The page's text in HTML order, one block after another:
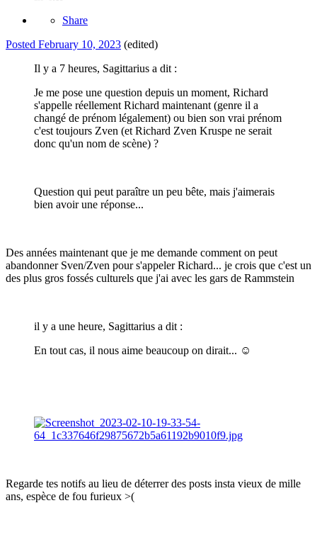
Share
Posted February 10, 2023 (edited)
Il y a 7 heures, Sagittarius a dit :
Je me pose une question depuis un moment, Richard
s'appelle réellement Richard maintenant (genre il a
changé de prénom légalement) ou bien son vrai prénom
c'est toujours Zven (et Richard Zven Kruspe ne serait
donc qu'un nom de scène) ?
Question qui peut paraître un peu bête, mais j'aimerais
bien avoir une réponse...
Des années maintenant que je me demande comment on peut
abandonner Sven/Zven pour s'appeler Richard... je crois que c'est un
des plus gros fossés culturels que j'ai avec les gars de Rammstein
il y a une heure, Sagittarius a dit :
En tout cas, il nous aime beaucoup on dirait... ☺️
Regarde tes notifs au lieu de déterrer des posts insta vieux de mille
ans, espèce de fou furieux >(